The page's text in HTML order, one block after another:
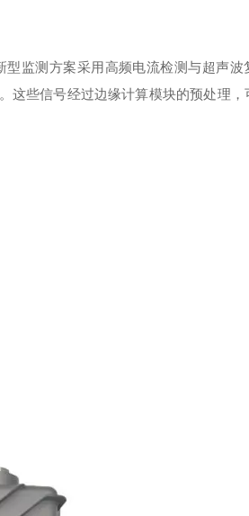
监测方案采用高频电流检测与超声波
这些信号经过边缘计算模块的预处理，